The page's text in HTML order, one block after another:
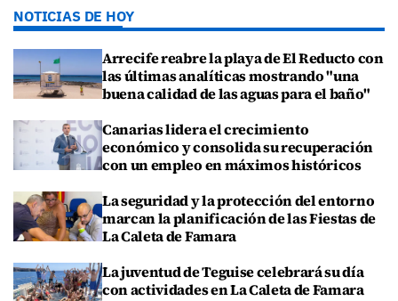
NOTICIAS DE HOY
Arrecife reabre la playa de El Reducto con
las últimas analíticas mostrando "una
buena calidad de las aguas para el baño"
Canarias lidera el crecimiento
económico y consolida su recuperación
con un empleo en máximos históricos
La seguridad y la protección del entorno
marcan la planificación de las Fiestas de
La Caleta de Famara
La juventud de Teguise celebrará su día
con actividades en La Caleta de Famara